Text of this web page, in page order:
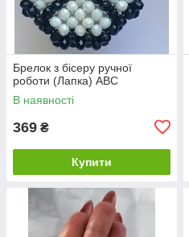
Брелок з бісеру ручної
роботи (Лапка) ABC
В наявності
369 ₴
Купити